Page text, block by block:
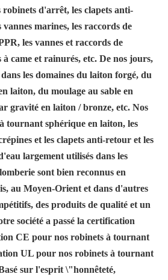
d'arrêt, les clapets anti-
marines, les raccords de
les vannes et raccords de
came et rainurés, etc. De nos jours,
les domaines du laiton forgé, du
laiton, du moulage au sable en
gravité en laiton / bronze, etc. Nos
tournant sphérique en laiton, les
et les clapets anti-retour et les
largement utilisés dans les
sont bien reconnus en
au Moyen-Orient et dans d'autres
des produits de qualité et un
société a passé la certification
CE pour nos robinets à tournant
UL pour nos robinets à tournant
sur l'esprit \"honnêteté,